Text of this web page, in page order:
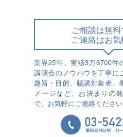
ご相談は無料
ご連絡はお気
業界25年、実績3万6700件
講演会のノウハウを丁寧に
趣旨・目的、聴講対象者、
メージなど、お決まりの
で、お気軽にご連絡ください